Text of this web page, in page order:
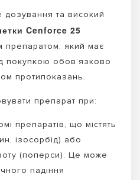
та високий
Cenforce 25
препаратом, який має
покупкою обов’язково
протипоказань.
препарат при:
препаратів, що містять
ізосорбід) або
(поперси). Це може
падіння